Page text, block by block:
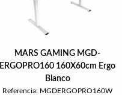
MARS GAMING MGD-
ERGOPRO160 160X60cm Ergo
Blanco
Referencia: MGDERGOPRO160W